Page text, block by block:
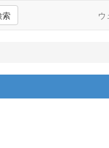
索 ウ